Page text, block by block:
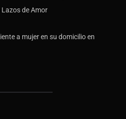
de Amor
a mujer en su domicilio en